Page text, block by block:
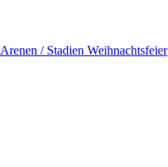
Arenen / Stadien Weihnachtsfeier